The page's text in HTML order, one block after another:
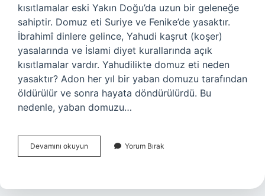
kısıtlamalar eski Yakın Doğu’da uzun bir geleneğe
sahiptir. Domuz eti Suriye ve Fenike’de yasaktır.
İbrahimî dinlere gelince, Yahudi kaşrut (koşer)
yasalarında ve İslami diyet kurallarında açık
kısıtlamalar vardır. Yahudilikte domuz eti neden
yasaktır? Adon her yıl bir yaban domuzu tarafından
öldürülür ve sonra hayata döndürülürdü. Bu
nedenle, yaban domuzu…
Devamını okuyun
Domuz
Mı
Yorum Bırak